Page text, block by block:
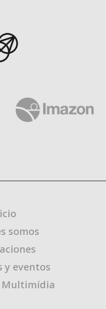
somos
y eventos
Multimídia